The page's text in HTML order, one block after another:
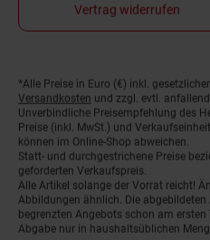
Vertrag widerrufen
Fußnoten
*Alle Preise in Euro (€) inkl.
Versandkosten und zzgl. evtl.
Unverbindliche Preisempfehlung des
Preise (inkl. MwSt.) und
können im Online-Shop abweichen.
Statt- und durchgestrichene Preise
geforderten Verkaufspreis.
Alle Artikel solange der Vorrat reicht!
Abbildungen ähnlich. Die abgebildeten
begrenzten Angebots schon am ersten
Abgabe nur in haushaltsüblichen